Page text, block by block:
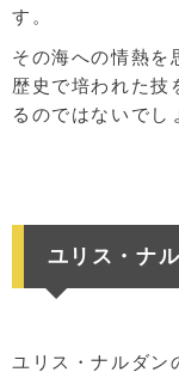
す。
その海への情熱を
歴史で培われた技
るのではないでし
ユリス・ナ
ユリス・ナルダン